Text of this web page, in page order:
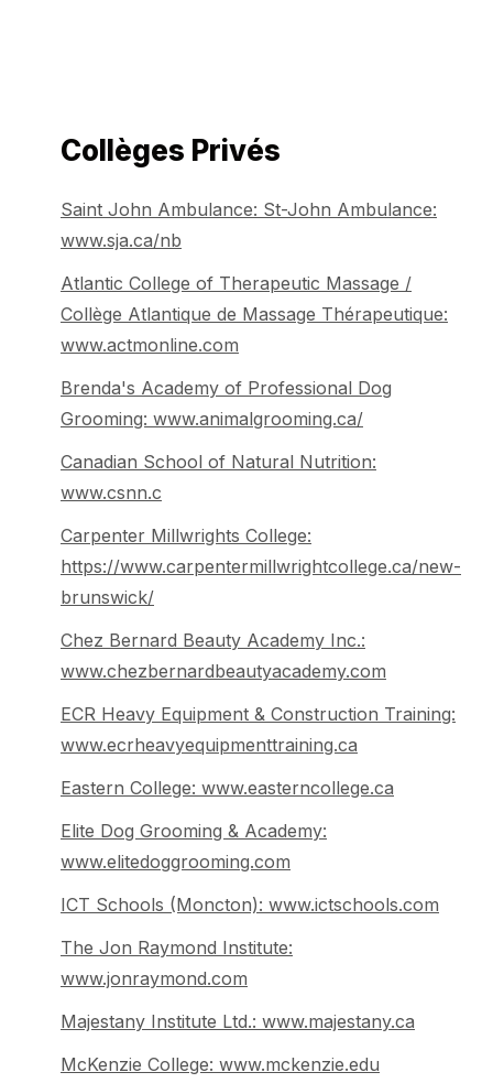
Collèges Privés
Saint John Ambulance: St-John Ambulance:
www.sja.ca/nb
Atlantic College of Therapeutic Massage /
Collège Atlantique de Massage Thérapeutique:
www.actmonline.com
Brenda's Academy of Professional Dog
Grooming: www.animalgrooming.ca/
Canadian School of Natural Nutrition:
www.csnn.c
Carpenter Millwrights College:
https://www.carpentermillwrightcollege.ca/new-
brunswick/
Chez Bernard Beauty Academy Inc.:
www.chezbernardbeautyacademy.com
ECR Heavy Equipment & Construction Training:
www.ecrheavyequipmenttraining.ca
Eastern College: www.easterncollege.ca
Elite Dog Grooming & Academy:
www.elitedoggrooming.com
ICT Schools (Moncton): www.ictschools.com
The Jon Raymond Institute:
www.jonraymond.com
Majestany Institute Ltd.: www.majestany.ca
McKenzie College: www.mckenzie.edu